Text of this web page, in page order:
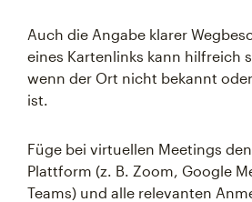
Auch die Angabe klarer
eines Kartenlinks kann hilfreich
wenn der Ort nicht bekannt
ist.
Füge bei virtuellen Meetings
Plattform (z. B. Zoom, Google
Teams) und alle relevanten